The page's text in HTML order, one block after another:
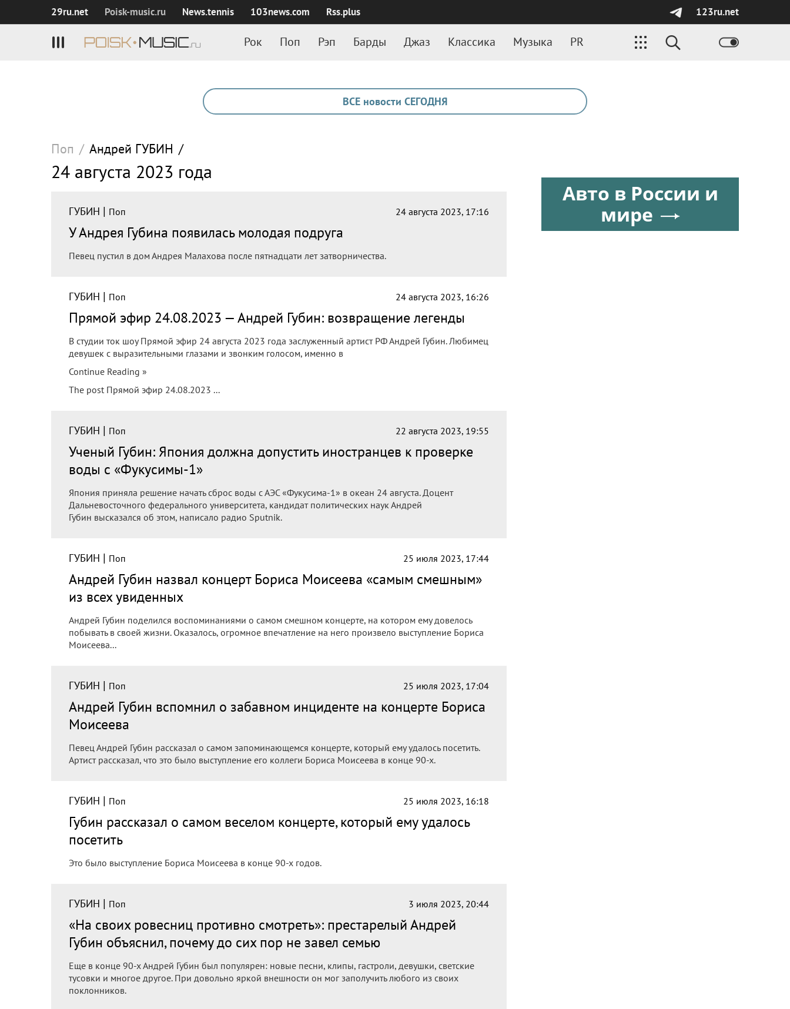
29ru.net Poisk‑music.ru News.tennis 103news.com Rss.plus 123ru.net
Рок Поп Рэп Барды Джаз Классика Музыка PR
ВСЕ новости СЕГОДНЯ
Поп / Андрей ГУБИН /
24 августа 2023 года
ГУБИН | Поп 24 августа 2023, 17:16
У Андрея Губина появилась молодая подруга
Певец пустил в дом Андрея Малахова после пятнадцати лет затворничества.
ГУБИН | Поп 24 августа 2023, 16:26
Прямой эфир 24.08.2023 — Андрей Губин: возвращение легенды
В студии ток шоу Прямой эфир 24 августа 2023 года заслуженный артист РФ Андрей Губин. Любимец
девушек с выразительными глазами и звонким голосом, именно в
Continue Reading »
The post Прямой эфир 24.08.2023 ...
ГУБИН | Поп 22 августа 2023, 19:55
Ученый Губин: Япония должна допустить иностранцев к проверке
воды с «Фукусимы-1»
Япония приняла решение начать сброс воды с АЭС «Фукусима-1» в океан 24 августа. Доцент
Дальневосточного федерального университета, кандидат политических наук Андрей
Губин высказался об этом, написало радио Sputnik.
ГУБИН | Поп 25 июля 2023, 17:44
Андрей Губин назвал концерт Бориса Моисеева «самым смешным»
из всех увиденных
Андрей Губин поделился воспоминаниями о самом смешном концерте, на котором ему довелось
побывать в своей жизни. Оказалось, огромное впечатление на него произвело выступление Бориса
Моисеева...
ГУБИН | Поп 25 июля 2023, 17:04
Андрей Губин вспомнил о забавном инциденте на концерте Бориса
Моисеева
Певец Андрей Губин рассказал о самом запоминающемся концерте, который ему удалось посетить.
Артист рассказал, что это было выступление его коллеги Бориса Моисеева в конце 90-х.
ГУБИН | Поп 25 июля 2023, 16:18
Губин рассказал о самом веселом концерте, который ему удалось
посетить
Это было выступление Бориса Моисеева в конце 90-х годов.
ГУБИН | Поп 3 июля 2023, 20:44
«На своих ровесниц противно смотреть»: престарелый Андрей
Губин объяснил, почему до сих пор не завел семью
Еще в конце 90-х Андрей Губин был популярен: новые песни, клипы, гастроли, девушки, светские
тусовки и многое другое. При довольно яркой внешности он мог заполучить любого из своих
поклонников.
Авто в России и
мире